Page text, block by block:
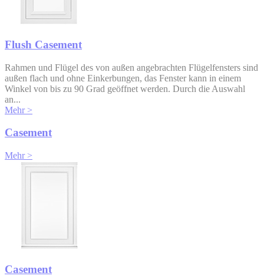
Flush Casement
Rahmen und Flügel des von außen angebrachten Flügelfensters sind
außen flach und ohne Einkerbungen, das Fenster kann in einem
Winkel von bis zu 90 Grad geöffnet werden. Durch die Auswahl
an...
Mehr >
Casement
Mehr >
Casement